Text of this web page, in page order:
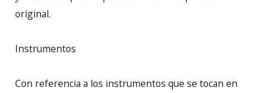
original.
Instrumentos
Con referencia a los instrumentos que se tocan en